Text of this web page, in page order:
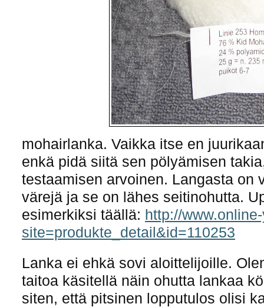
mohairlanka. Vaikka itse en
enkä pidä siitä sen pölyämisen
testaamisen arvoinen. Langasta on
värejä ja se on lähes seitinohutta.
esimerkiksi täällä: http://
site=produkte_detail&id=110253
Lanka ei ehkä sovi aloittelijoille.
taitoa käsitellä näin ohutta lankaa
siten, että pitsinen lopputulos olisi